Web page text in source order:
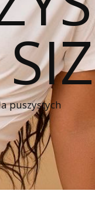
puszystych